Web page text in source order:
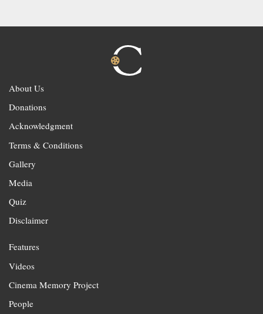
About Us
Donations
Acknowledgment
Terms & Conditions
Gallery
Media
Quiz
Disclaimer
Features
Videos
Cinema Memory Project
People